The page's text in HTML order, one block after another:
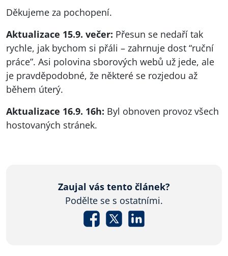
Děkujeme za pochopení.
Aktualizace 15.9. večer: Přesun se nedaří tak
rychle, jak bychom si přáli – zahrnuje dost “ruční
práce”. Asi polovina sborových webů už jede, ale
je pravděpodobné, že některé se rozjedou až
během úterý.
Aktualizace 16.9. 16h: Byl obnoven provoz všech
hostovaných stránek.
Zaujal vás tento článek?
Podělte se s ostatními.